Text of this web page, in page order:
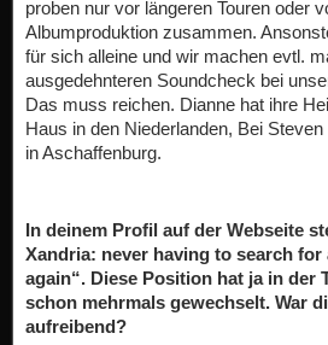
proben nur vor längeren Touren oder
Albumproduktion zusammen.
für sich alleine und wir machen evtl.
ausgedehnteren Soundcheck bei
Das muss reichen. Dianne hat ihre
Haus in den Niederlanden, Bei
in Aschaffenburg.
In deinem Profil auf der Webseite
Xandria: never having to search for
again“. Diese Position hat ja in der
schon mehrmals gewechselt. War
aufreibend?